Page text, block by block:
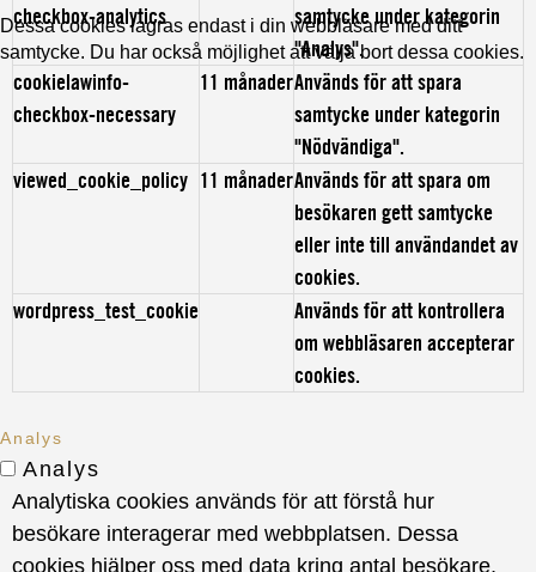
Dessa cookies lagras endast i din webbläsare med ditt
samtycke. Du har också möjlighet att välja bort dessa cookies.
checkbox-analytics
samtycke under kategorin
"Analys".
cookielawinfo-
checkbox-necessary
11 månaderAnvänds för att spara
samtycke under kategorin
"Nödvändiga".
viewed_cookie_policy 11 månaderAnvänds för att spara om
besökaren gett samtycke
eller inte till användandet av
cookies.
wordpress_test_cookie
Används för att kontrollera
om webbläsaren accepterar
cookies.
Analys
Analys
Analytiska cookies används för att förstå hur
besökare interagerar med webbplatsen. Dessa
cookies hjälper oss med data kring antal besökare,